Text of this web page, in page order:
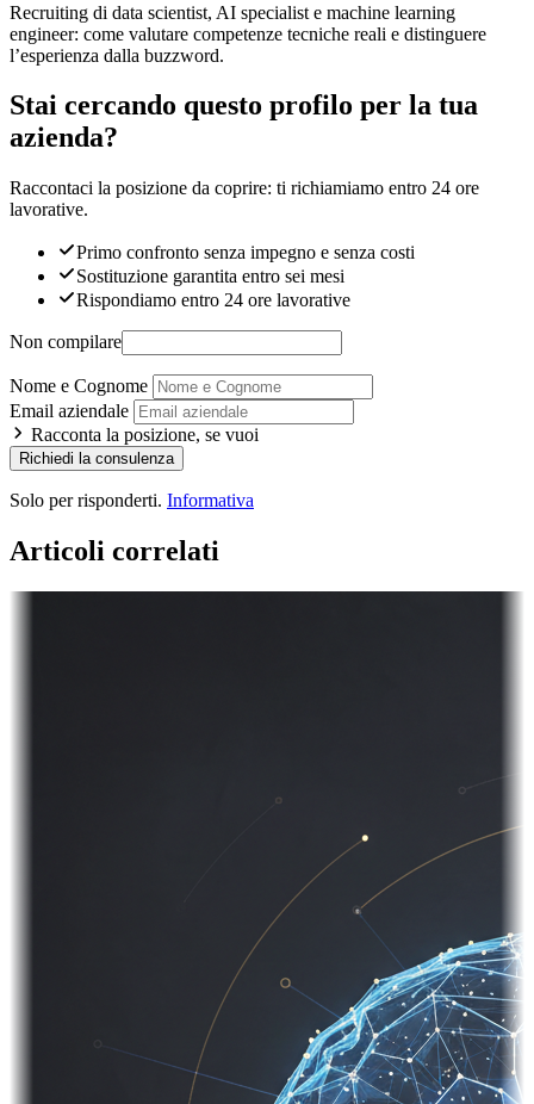
Recruiting di data scientist, AI specialist e machine learning
engineer: come valutare competenze tecniche reali e distinguere
l’esperienza dalla buzzword.
Stai cercando questo profilo per la tua
azienda?
Raccontaci la posizione da coprire: ti richiamiamo entro 24 ore
lavorative.
Primo confronto senza impegno e senza costi
Sostituzione garantita entro sei mesi
Rispondiamo entro 24 ore lavorative
Non compilare
Nome e Cognome
Email aziendale
Racconta la posizione, se vuoi
Richiedi la consulenza
Solo per risponderti. Informativa
Articoli correlati